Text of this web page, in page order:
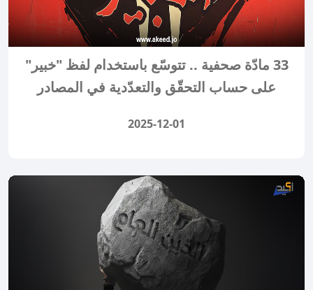
33 مادّة صحفية .. تتوسّع باستخدام لفظ "خبير"
على حساب التحقّق والتعدّدية في المصادر
2025-12-01